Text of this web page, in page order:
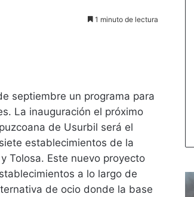
1 minuto de lectura
septiembre un programa para
La inauguración el próximo
de Usurbil será el
establecimientos de la
Tolosa. Este nuevo proyecto
a lo largo de
de ocio donde la base